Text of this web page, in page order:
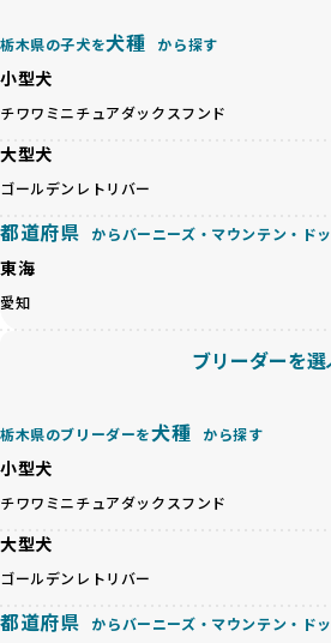
基づいた責任あるブリーディングを確
さらに、健康管理、社会性の育成、遺
の質など、ワンちゃんの心身に配慮し
るかを評価する12項目の総合基準を設
り、より高い基準をクリアしたブリー
ます。
その結果、合格率10%未満という厳し
良ブリーダーのみが登録されています。
BreederFamiliesでは、法令に準拠す
ゃんを家族のように愛するという理念
のみを厳選しています。これにより、
BreederFamiliesでは、すべてのブリ
接のヒアリング、現地確認を通じて厳
このプロセスにより、育成環境や健康
ーダー自身の理念や姿勢までも丁寧に
ため、どのブリーダーを選んでも安心
だけます。
す。
待する理想と現実が大きく異なること
健康と性格を次世代に引き継ぐために
避けます。無計画な交配がもたらすリ
殖を徹底しているのです。
一方、営利優先ブリーダーは流行や需
が多く見受けられます。場合によって
等体格の異なるリスクの高い交配を行
ゃんが長時間の輸送を強いられたり、
ちゃんの社会性や基本的なしつけにも
があります。
優良ブリーダーは、ワンちゃんの健康
ペットショップやオークションを介さ
ことを大切にしています。また、彼ら
認し、ワンちゃんが安心して暮らせる
接の引き渡しを基本とします。
一方で、営利優先ブリーダーは、広範
栃木県の子犬を犬種 から探す
小型犬
チワワ ミニチュアダックスフンド
大型犬
ゴールデンレトリバー
都道府県 からバーニーズ・マウンテン・ド
東海
愛知
ブリーダーを選
栃木県のブリーダーを犬種 から探す
小型犬
チワワ ミニチュアダックスフンド
大型犬
ゴールデンレトリバー
都道府県 からバーニーズ・マウンテン・ド